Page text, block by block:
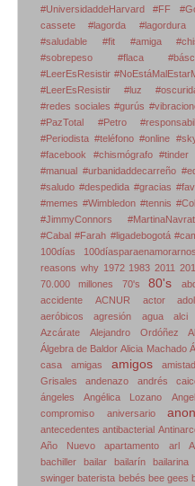
#UniversidaddeHarvard
#FF
cassete
#lagorda
#saludable #fit #amiga
#sobrepeso #flaca
#LeerEsResistir
#LeerEsResistir #luz
#redes sociales #gurús
#PazTotal
#Petro
#Periodista #teléfono #online
#facebook #chismógrafo #tinder
#manual #urbanidaddecarreño
#saludo #despedida #gracias
#memes #Wimbledon #tennis
#JimmyConnors
#Cabal #Farah #ligadebogotá
100días
100díasparaenamorarnos
reasons why 1972 1983 2011
70.000 millones
70's 80's
accidente
ACNUR actor
aeróbicos
agresión agua alci
Azcárate
Alejandro Ordóñez
Álgebra de Baldor Alicia Machado
casa
amigas amigos amistad
Grisales
andenazo andrés
ángeles
Angélica Lozano
compromiso
aniversario
antecedentes antibacterial
Año Nuevo
apartamento arl
bachiller
bailar bailarín bailarina
swinger baterista bebés bee gees